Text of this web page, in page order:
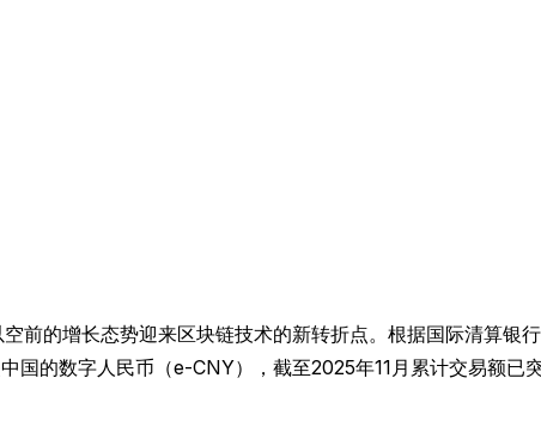
的增长态势迎来区块链技术的新转折点。根据国际清算银
的数字人民币（e-CNY），截至2025年11月累计交易额已